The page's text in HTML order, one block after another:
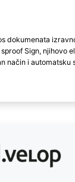
dokumenata
Sign, njihovo
način i automatsku